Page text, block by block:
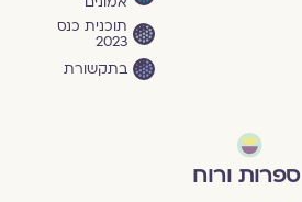
תוכנית כנס
2023
בתקשורת
ספרות ורוח